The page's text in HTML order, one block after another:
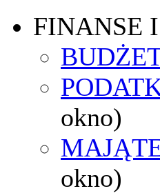
FINANSE
okno)
okno)